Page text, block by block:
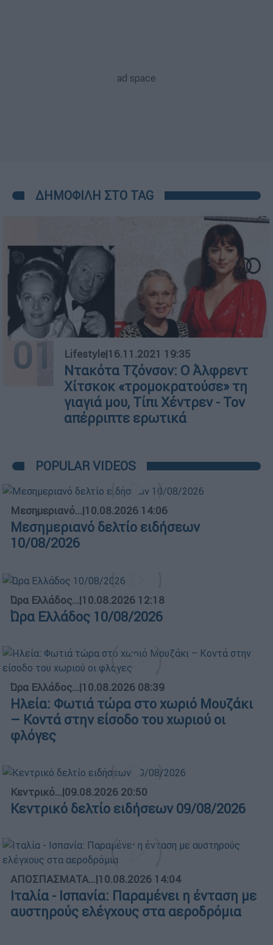
ΔΗΜΟΦΙΛΗ ΣΤΟ TAG
01 Lifestyle|16.11.2021 19:35
Ντακότα Τζόνσον: Ο Άλφρεντ
Χίτσκοκ «τρομοκρατούσε» τη
γιαγιά μου, Τίπι Χέντρεν - Τον
απέρριπτε ερωτικά
POPULAR VIDEOS
Μεσημεριανό...|10.08.2026 14:06
Μεσημεριανό δελτίο ειδήσεων
10/08/2026
Ώρα Ελλάδος...|10.08.2026 12:18
Ώρα Ελλάδος 10/08/2026
Ώρα Ελλάδος...|10.08.2026 08:39
Ηλεία: Φωτιά τώρα στο χωριό Μουζάκι
– Κοντά στην είσοδο του χωριού οι
φλόγες
Κεντρικό...|09.08.2026 20:50
Κεντρικό δελτίο ειδήσεων 09/08/2026
ΑΠΟΣΠΑΣΜΑΤΑ...|10.08.2026 14:04
Ιταλία - Ισπανία: Παραμένει η ένταση με
αυστηρούς ελέγχους στα αεροδρόμια